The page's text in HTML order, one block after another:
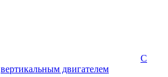
С
вертикальным двигателем